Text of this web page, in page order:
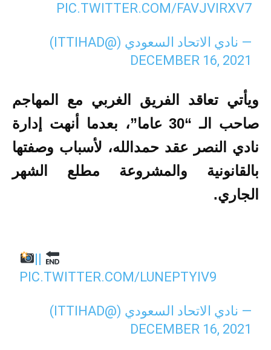
PIC.TWITTER.COM/FAVJVIRXV7
— نادي الاتحاد السعودي (@ITTIHAD)
DECEMBER 16, 2021
ويأتي تعاقد الفريق الغربي مع المهاجم
صاحب الـ “30 عاما”، بعدما أنهت إدارة
نادي النصر عقد حمدالله، لأسباب وصفتها
بالقانونية والمشروعة مطلع الشهر
الجاري.
||
PIC.TWITTER.COM/LUNEPTYIV9
— نادي الاتحاد السعودي (@ITTIHAD)
DECEMBER 16, 2021